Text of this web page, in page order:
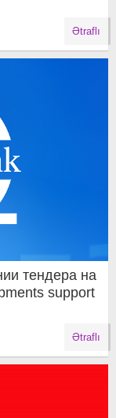
Ətraflı
тендера на
support
Ətraflı